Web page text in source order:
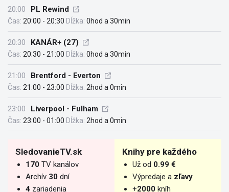
20:00 PL Rewind
Čas: 20:00 - 20:30 Dĺžka: 0hod a 30min
20:30 KANÁR+ (27)
Čas: 20:30 - 21:00 Dĺžka: 0hod a 30min
21:00 Brentford - Everton
Čas: 21:00 - 23:00 Dĺžka: 2hod a 0min
23:00 Liverpool - Fulham
Čas: 23:00 - 01:00 Dĺžka: 2hod a 0min
SledovanieTV.sk
170 TV kanálov
Archív 30 dní
4 zariadenia
Knihy pre každého
Už od 0.99 €
Výpredaje a zľavy
+2000 kníh